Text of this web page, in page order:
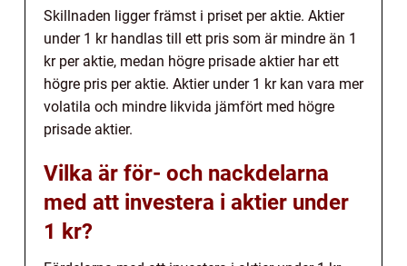
Skillnaden ligger främst i priset per aktie. Aktier
under 1 kr handlas till ett pris som är mindre än 1
kr per aktie, medan högre prisade aktier har ett
högre pris per aktie. Aktier under 1 kr kan vara mer
volatila och mindre likvida jämfört med högre
prisade aktier.
Vilka är för- och nackdelarna
med att investera i aktier under
1 kr?